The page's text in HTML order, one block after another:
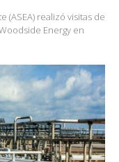
(ASEA) realizó visitas de
Energy en